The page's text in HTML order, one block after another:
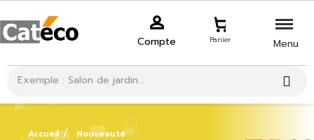
Compte Panier Menu
Accueil Nouveauté